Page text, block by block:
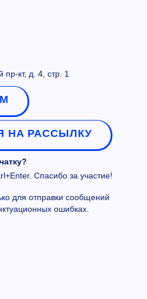
кт, д. 4, стр. 1
НА РАССЫЛКУ
Спасибо за участие!
для отправки сообщений
ошибках.